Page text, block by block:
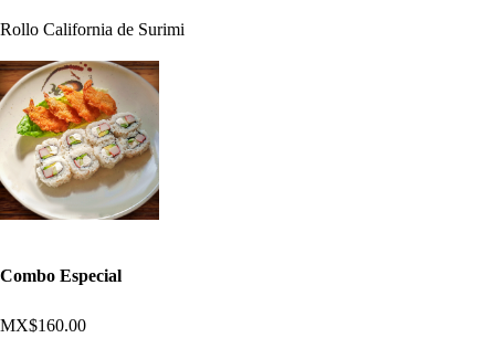
Rollo California de Surimi
Combo Especial
MX$160.00